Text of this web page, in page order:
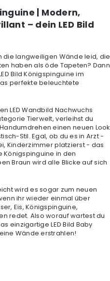
| Modern,
– dein LED Bild
die langweiligen Wände leid, die
haben als öde Tapeten? Dann
Bild Königspinguine im
perfekte beleuchtete
LED Wandbild Nachwuchs
Tierwelt, verleihst du
einen neuen Look
Stil. Egal, ob du es in Arzt -
Kinderzimmer platzierst - das
Königspinguine in den
Braun wird alle Blicke auf sich
wird es sogar zum neuen
ihr wieder einmal über
Eis, Königspinguine,
redet. Also worauf wartest du
einzigartige LED Bild Baby
Wände erstrahlen!